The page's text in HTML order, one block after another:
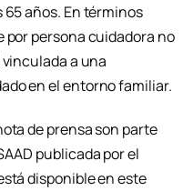
años. En términos
por persona cuidadora no
a una
en el entorno familiar.
de prensa son parte
publicada por el
disponible en este